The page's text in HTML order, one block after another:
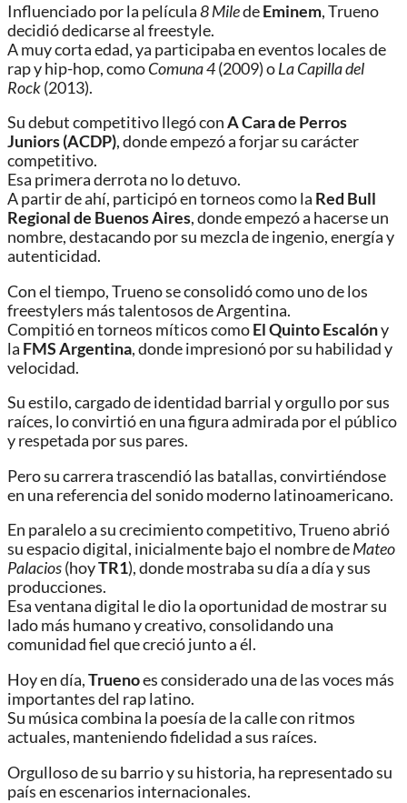
Influenciado por la película8 MiledeEminem, Trueno
decidió dedicarse al freestyle.
A muy corta edad, ya participaba en eventos locales de
rap y hip-hop, comoComuna 4(2009) oLa Capilla del
Rock(2013).
Su debut competitivo llegó conA Cara de Perros
Juniors (ACDP), donde empezó a forjar su carácter
competitivo.
Esa primera derrota no lo detuvo.
A partir de ahí, participó en torneos como la Red Bull
Regional de Buenos Aires, donde empezó a hacerse un
nombre, destacando por su mezcla de ingenio, energía y
autenticidad.
Con el tiempo, Trueno se consolidó como uno de los
freestylers más talentosos de Argentina.
Compitió en torneos míticos comoEl Quinto Escalóny
la FMS Argentina, donde impresionó por su habilidad y
velocidad.
Su estilo, cargado de identidad barrial y orgullo por sus
raíces, lo convirtió en una figura admirada por el público
y respetada por sus pares.
Pero su carrera trascendió las batallas, convirtiéndose
en una referencia del sonido moderno latinoamericano.
En paralelo a su crecimiento competitivo, Trueno abrió
su espacio digital, inicialmente bajo el nombre deMateo
Palacios(hoyTR1), donde mostraba su día a día y sus
producciones.
Esa ventana digital le dio la oportunidad de mostrar su
lado más humano y creativo, consolidando una
comunidad fiel que creció junto a él.
Hoy en día,Truenoes considerado una de las voces más
importantes del rap latino.
Su música combina la poesía de la calle con ritmos
actuales, manteniendo fidelidad a sus raíces.
Orgulloso de su barrio y su historia, ha representado su
país en escenarios internacionales.